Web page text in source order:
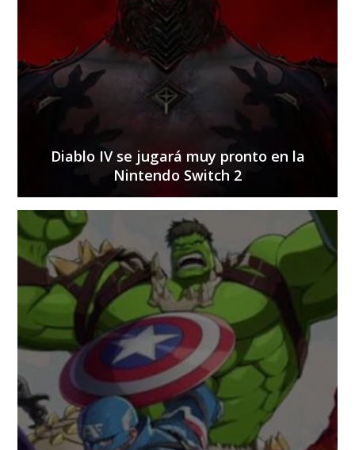
Diablo IV se jugará muy pronto en la
Nintendo Switch 2